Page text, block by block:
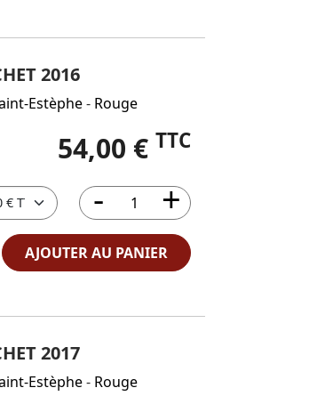
2016
Estèphe- Rouge
54,00 € TTC
AJOUTER AU PANIER
2017
Estèphe- Rouge